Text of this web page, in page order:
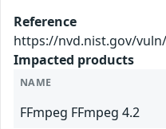
Reference
https://nvd.nist.gov/
Impacted products
NAME
FFmpeg FFmpeg 4.2